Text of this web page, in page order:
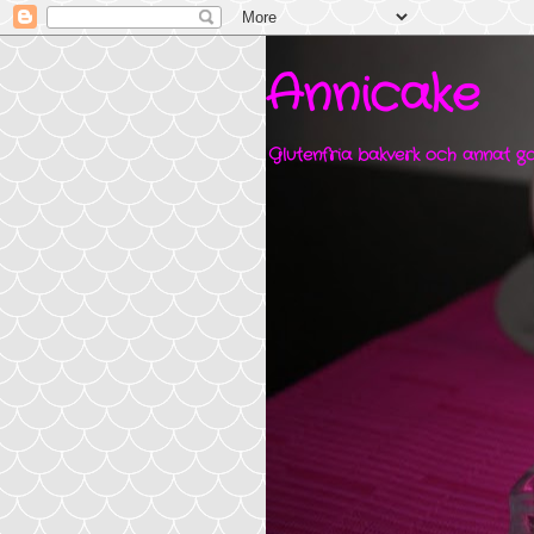
Annicake
Glutenfria bakverk och annat